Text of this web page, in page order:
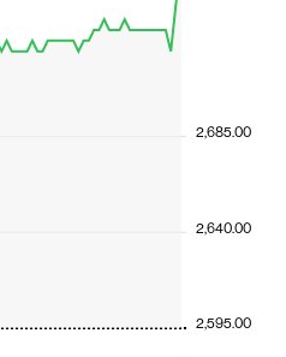
2,595.00
2,640.00
2,685.00